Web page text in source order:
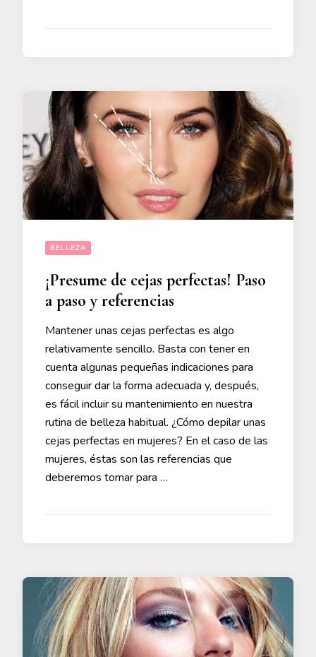
BELLEZA
¡Presume de cejas perfectas! Paso
a paso y referencias
Mantener unas cejas perfectas es algo
relativamente sencillo. Basta con tener en
cuenta algunas pequeñas indicaciones para
conseguir dar la forma adecuada y, después,
es fácil incluir su mantenimiento en nuestra
rutina de belleza habitual. ¿Cómo depilar unas
cejas perfectas en mujeres? En el caso de las
mujeres, éstas son las referencias que
deberemos tomar para …